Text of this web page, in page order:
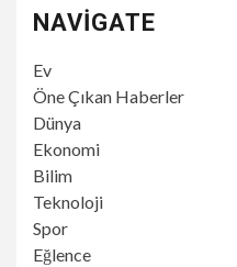
NAVIGATE
Ev
Öne Çıkan Haberler
Dünya
Ekonomi
Bilim
Teknoloji
Spor
Eğlence